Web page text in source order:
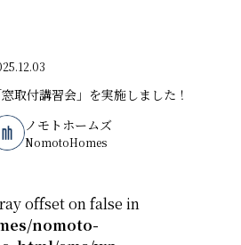
窓取付講習会」を実施しました！
ノモトホームズ
NomotoHomes
offset on false in
nomoto-